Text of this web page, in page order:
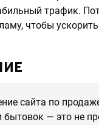
трафик.
чтобы
сайта по
бытовок — это не